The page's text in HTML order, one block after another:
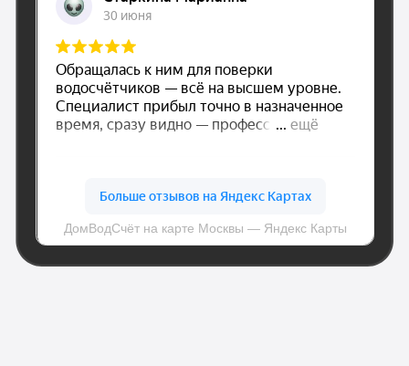
dom.vodschet@mail.ru
Политика конфиденциальности
© Все права защищены.